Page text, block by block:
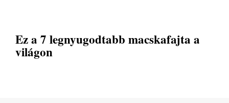
Ez a 7 legnyugodtabb macskafajta a
világon